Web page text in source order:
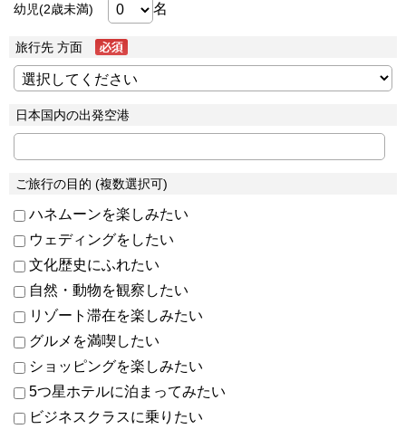
幼児(2歳未満) 名
旅行先 方面
日本国内の出発空港
ご旅行の目的 (複数選択可)
ハネムーンを楽しみたい
ウェディングをしたい
文化歴史にふれたい
自然・動物を観察したい
リゾート滞在を楽しみたい
グルメを満喫したい
ショッピングを楽しみたい
5つ星ホテルに泊まってみたい
ビジネスクラスに乗りたい